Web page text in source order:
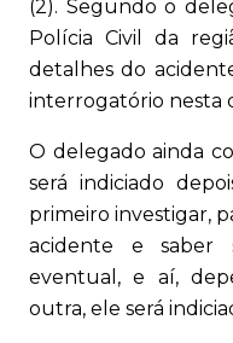
(2). Segundo o
Polícia Civil da
detalhes do
interrogatório nesta
O delegado ainda
será indiciado
primeiro investigar,
acidente e
eventual, e aí,
outra, ele será